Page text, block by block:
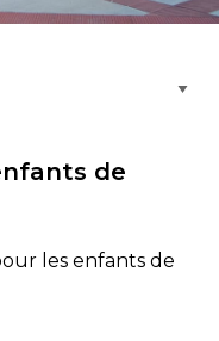
de
les enfants de